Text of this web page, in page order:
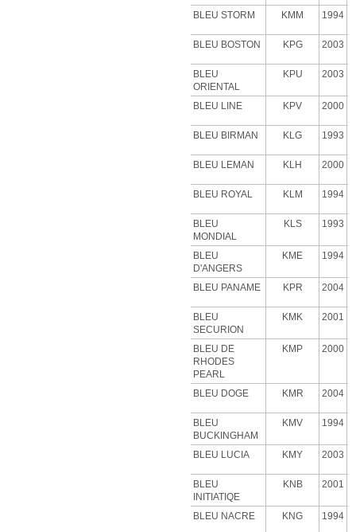
BLEU STORM KMM 1994
BLEU BOSTON KPG 2003
BLEU
ORIENTAL
KPU 2003
BLEU LINE KPV 2000
BLEU BIRMAN KLG 1993
BLEU LEMAN KLH 2000
BLEU ROYAL KLM 1994
BLEU
MONDIAL
KLS 1993
BLEU
D'ANGERS
KME 1994
BLEU PANAME KPR 2004
BLEU
SECURION
KMK 2001
BLEU DE
RHODES
PEARL
KMP 2000
BLEU DOGE KMR 2004
BLEU
BUCKINGHAM
KMV 1994
BLEU LUCIA KMY 2003
BLEU
INITIATIQE
KNB 2001
BLEU NACRE KNG 1994